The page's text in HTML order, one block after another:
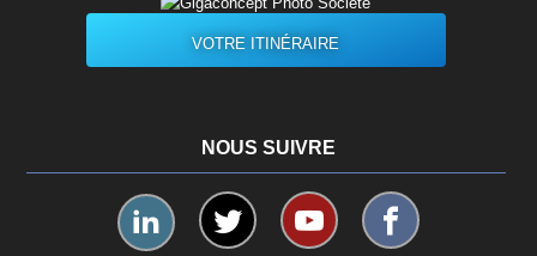
VOTRE ITINÉRAIRE
NOUS SUIVRE